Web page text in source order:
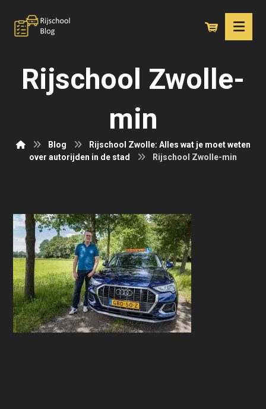
Rijschool Zwolle-
min
Blog
Rijschool Zwolle: Alles wat je moet weten
over autorijden in de stad
Rijschool Zwolle-min